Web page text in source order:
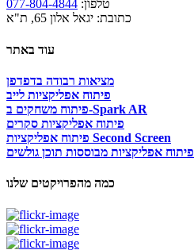
טלפון: 077-804-4844
כתובת: יגאל אלון 65, ת"א
עוד באתר
מציאות רבודה בדפדפן
פיתוח אפליקציות לייב
פיתוח משחקים ב-Spark AR
פיתוח אפליקציות סקרים
פיתוח אפליקציות Second Screen
פיתוח אפליקציות מבוססות תוכן גולשים
כמה מהפרויקטים שלנו